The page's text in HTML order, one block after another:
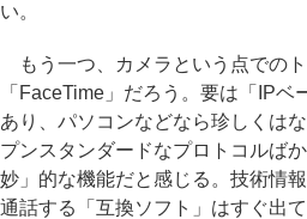
い。
もう一つ、カメラという点での
「FaceTime」だろう。要は「IP
あり、パソコンなどなら珍しくは
プンスタンダードなプロトコルば
妙」的な機能だと感じる。技術情
通話する「互換ソフト」はすぐ出て